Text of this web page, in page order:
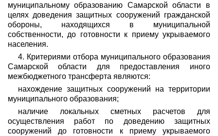
муниципальному образованию Самарской области в
целях доведения защитных сооружений гражданской
обороны, находящихся в муниципальной
собственности, до готовности к приему укрываемого
населения.
4. Критериями отбора муниципального образования
Самарской области для предоставления иного
межбюджетного трансферта являются:
нахождение защитных сооружений на территории
муниципального образования;
наличие локальных сметных расчетов для
осуществления работ по доведению защитных
сооружений до готовности к приему укрываемого